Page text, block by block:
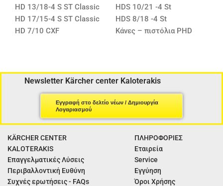
HD 13/18-4 S ST Classic
HD 17/15-4 S ST Classic
HD 7/10 CXF
HDS 10/21 -4 St
HDS 8/18 -4 St
Κάνες – πιστόλια PHD
Newsletter Kärcher center Kaloterakis
Εγγραφή στο δελτίο νέων / Δημιουργία
Λογαριασμού
KÄRCHER CENTER
KALOTERAKIS
Επαγγελματικές Λύσεις
Περιβαλλοντική Ευθύνη
Συχνές ερωτήσεις - FAQs
ΠΛΗΡΟΦΟΡΙΕΣ
Εταιρεία
Service
Εγγύηση
Όροι Χρήσης